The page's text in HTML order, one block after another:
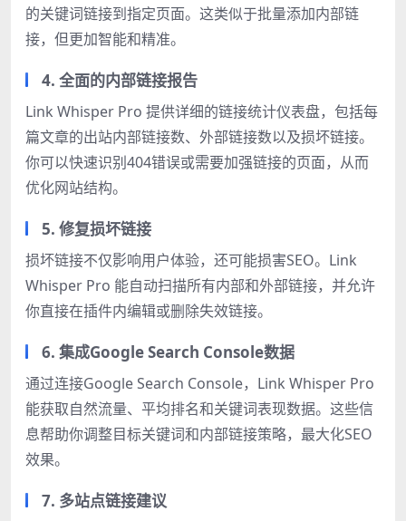
的关键词链接到指定页面。这类似于批量添加内部链
接，但更加智能和精准。
4. 全面的内部链接报告
Link Whisper Pro 提供详细的链接统计仪表盘，包括每
篇文章的出站内部链接数、外部链接数以及损坏链接。
你可以快速识别404错误或需要加强链接的页面，从而
优化网站结构。
5. 修复损坏链接
损坏链接不仅影响用户体验，还可能损害SEO。Link
Whisper Pro 能自动扫描所有内部和外部链接，并允许
你直接在插件内编辑或删除失效链接。
6. 集成Google Search Console数据
通过连接Google Search Console，Link Whisper Pro
能获取自然流量、平均排名和关键词表现数据。这些信
息帮助你调整目标关键词和内部链接策略，最大化SEO
效果。
7. 多站点链接建议